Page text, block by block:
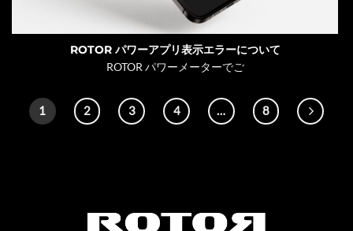
ROTOR パワーアプリ表示エラーについて
ROTOR パワーメーターでご
1 2 3 4 … 8